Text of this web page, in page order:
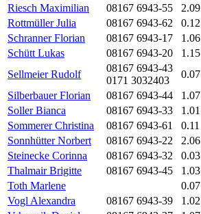
Riesch Maximilian
08167 6943-55 2.09
Rottmüller Julia
08167 6943-62 0.12
Schranner Florian
08167 6943-17 1.06
Schütt Lukas
08167 6943-20 1.15
Sellmeier Rudolf
08167 6943-43
0171 3032403
0.07
Silberbauer Florian
08167 6943-44 1.07
Soller Bianca
08167 6943-33 1.01
Sommerer Christina
08167 6943-61 0.11
Sonnhütter Norbert
08167 6943-22 2.06
Steinecke Corinna
08167 6943-32 0.03
Thalmair Brigitte
08167 6943-45 1.03
Toth Marlene
0.07
Vogl Alexandra
08167 6943-39 1.02